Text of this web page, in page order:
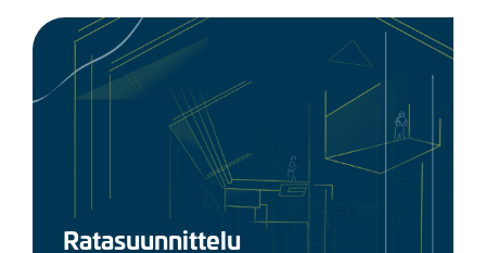
Ratasuunnittelu